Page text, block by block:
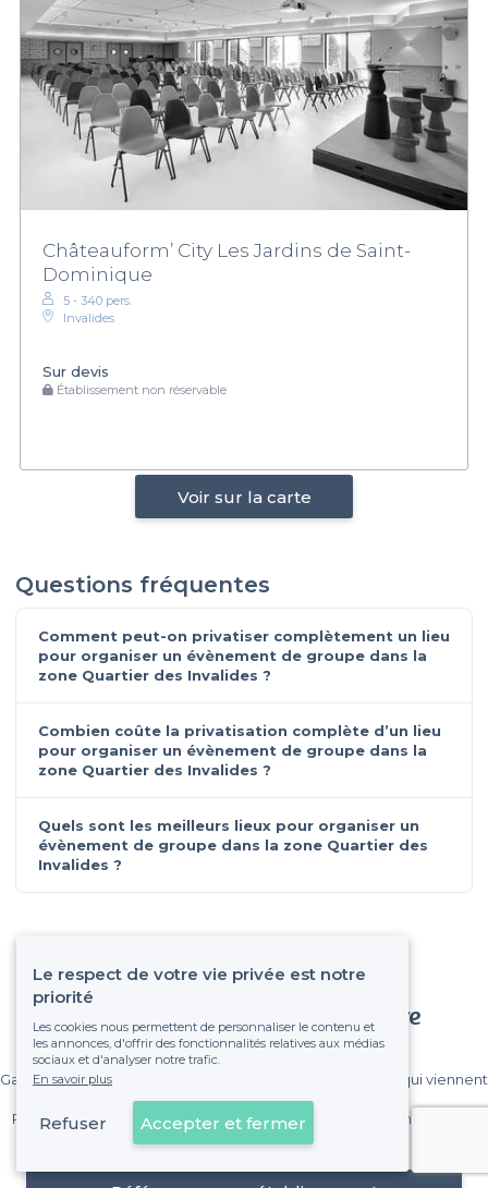
Châteauform’ City Les Jardins de Saint-
Dominique
5 - 340 pers.
Invalides
Sur devis
Établissement non réservable
Voir sur la carte
Questions fréquentes
Comment peut-on privatiser complètement un lieu
pour organiser un évènement de groupe dans la
zone Quartier des Invalides ?
Combien coûte la privatisation complète d’un lieu
pour organiser un évènement de groupe dans la
zone Quartier des Invalides ?
Quels sont les meilleurs lieux pour organiser un
évènement de groupe dans la zone Quartier des
Invalides ?
Vous souhaitez référencer votre
établissement ?
Gagnez de nombreux clients parmi le million de visiteurs qui viennent
sur Privateaser chaque mois.
Pas de commissions et sans engagement, vous payez un montant
fixe sans risque de voir déraper la facture.
Le respect de votre vie privée est notre
priorité
Les cookies nous permettent de personnaliser le contenu et
les annonces, d'offrir des fonctionnalités relatives aux médias
sociaux et d'analyser notre trafic.
En savoir plus
Refuser Accepter et fermer